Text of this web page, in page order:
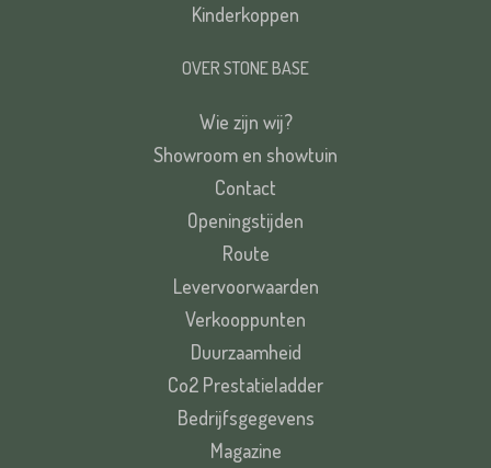
Kinderkoppen
OVER STONE BASE
Wie zijn wij?
Showroom en showtuin
Contact
Openingstijden
Route
Levervoorwaarden
Verkooppunten
Duurzaamheid
Co2 Prestatieladder
Bedrijfsgegevens
Magazine